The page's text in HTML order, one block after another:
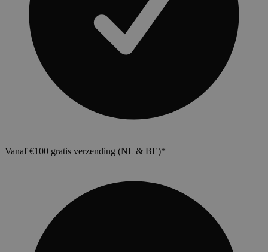
Vanaf €100 gratis verzending (NL & BE)*